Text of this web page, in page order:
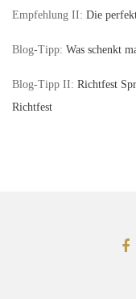
Empfehlung II: Die
Blog-Tipp: Was schenkt
Blog-Tipp II: Richtfest
Richtfest